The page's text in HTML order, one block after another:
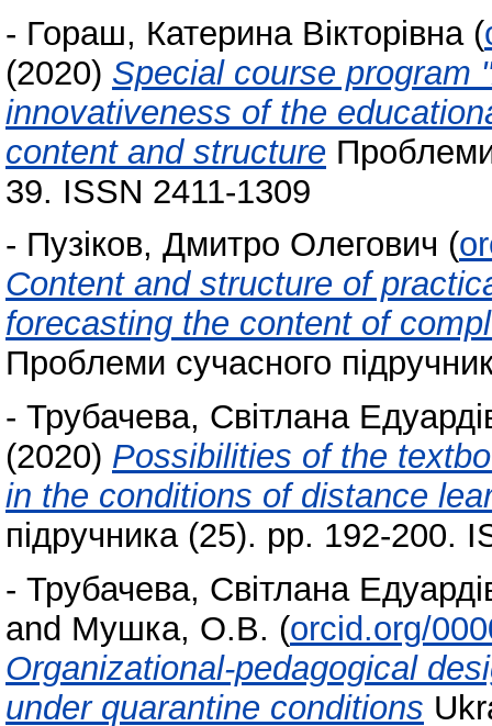
- Гораш, Катерина Вікторівна (
(2020) Special course program
innovativeness of the
content and structure
39. ISSN 2411-1309
- Пузіков, Дмитро Олегович (
Content and structure of
forecasting the content of
Проблеми сучасного
- Трубачева, Світлана
(2020) Possibilities of the
in the conditions of distance
підручника (25). pp. 192-200.
- Трубачева, Світлана
and Мушка, О.В. (orcid.org/
Organizational-pedagogical
under quarantine conditions